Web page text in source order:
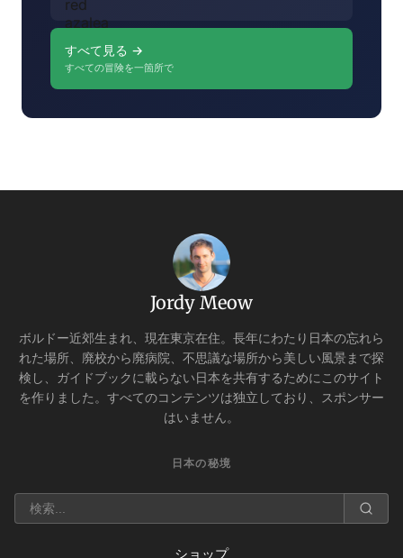
すべて見る →
すべての冒険を一箇所で
Jordy Meow
ボルドー近郊生まれ、現在東京在住。長年にわたり日本の忘れら
れた場所、廃校から廃病院、不思議な場所から美しい風景まで探
検し、ガイドブックに載らない日本を共有するためにこのサイト
を作りました。すべてのコンテンツは独立しており、スポンサー
はいません。
日本の秘境
ショップ